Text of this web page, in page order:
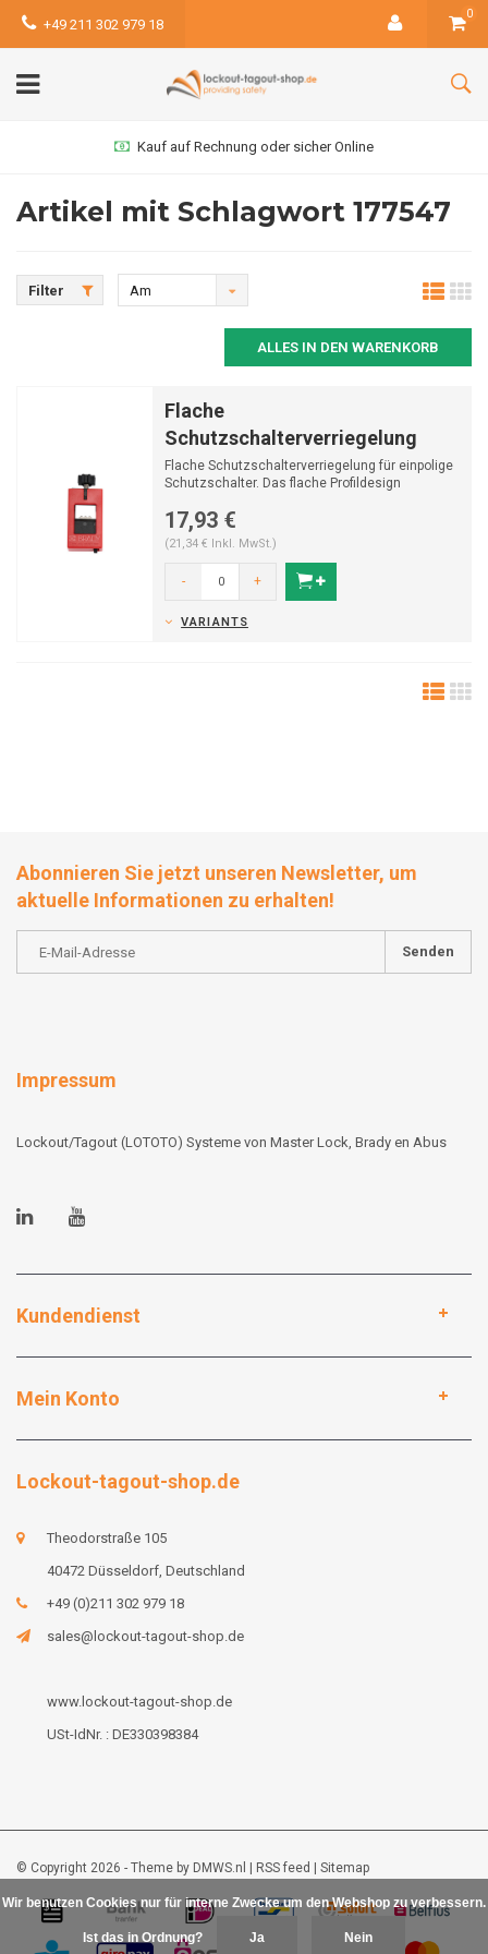
+49 211 302 979 18
0
Kauf auf Rechnung oder sicher Online
Artikel mit Schlagwort 177547
Filter
Am
ALLES IN DEN WARENKORB
Flache
Schutzschalterverriegelung
Flache Schutzschalterverriegelung für einpolige
Schutzschalter. Das flache Profildesign
17,93 €
(21,34 € Inkl. MwSt.)
- +
VARIANTS
Abonnieren Sie jetzt unseren Newsletter, um
aktuelle Informationen zu erhalten!
Senden
Impressum
Lockout/Tagout (LOTOTO) Systeme von Master Lock, Brady en Abus
Kundendienst
Mein Konto
Lockout-tagout-shop.de
Theodorstraße 105
40472 Düsseldorf, Deutschland
+49 (0)211 302 979 18
sales@lockout-tagout-shop.de
www.lockout-tagout-shop.de
USt-IdNr. : DE330398384
© Copyright 2026 - Theme by DMWS.nl RSS feed Sitemap
Wir benutzen Cookies nur für interne Zwecke um den Webshop zu verbessern.
Ist das in Ordnung? Ja Nein